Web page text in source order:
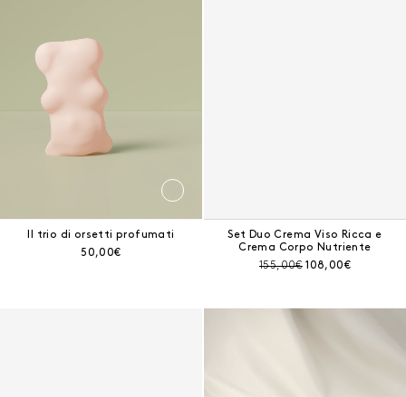
Il trio di orsetti profumati
Prezzo corrente:
50,00€
Set Duo Crema Viso Ricca e
Crema Corpo Nutriente
Prezzo prima dello sconto:
155,00€ Prezzo corrente:
108,00€
Valigia Newborn edition